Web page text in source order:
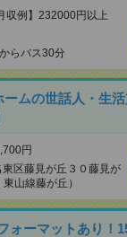
例】232000円以上
らバス30分
ームの世話人・生
円
区藤見が丘３０藤見が
山線藤が丘）
ォーマットあり！